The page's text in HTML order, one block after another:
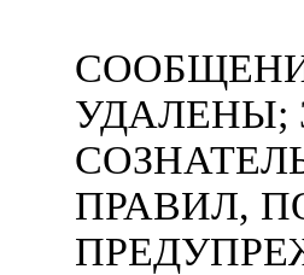
УДАЛЕНЫ;
ПРАВИЛ,